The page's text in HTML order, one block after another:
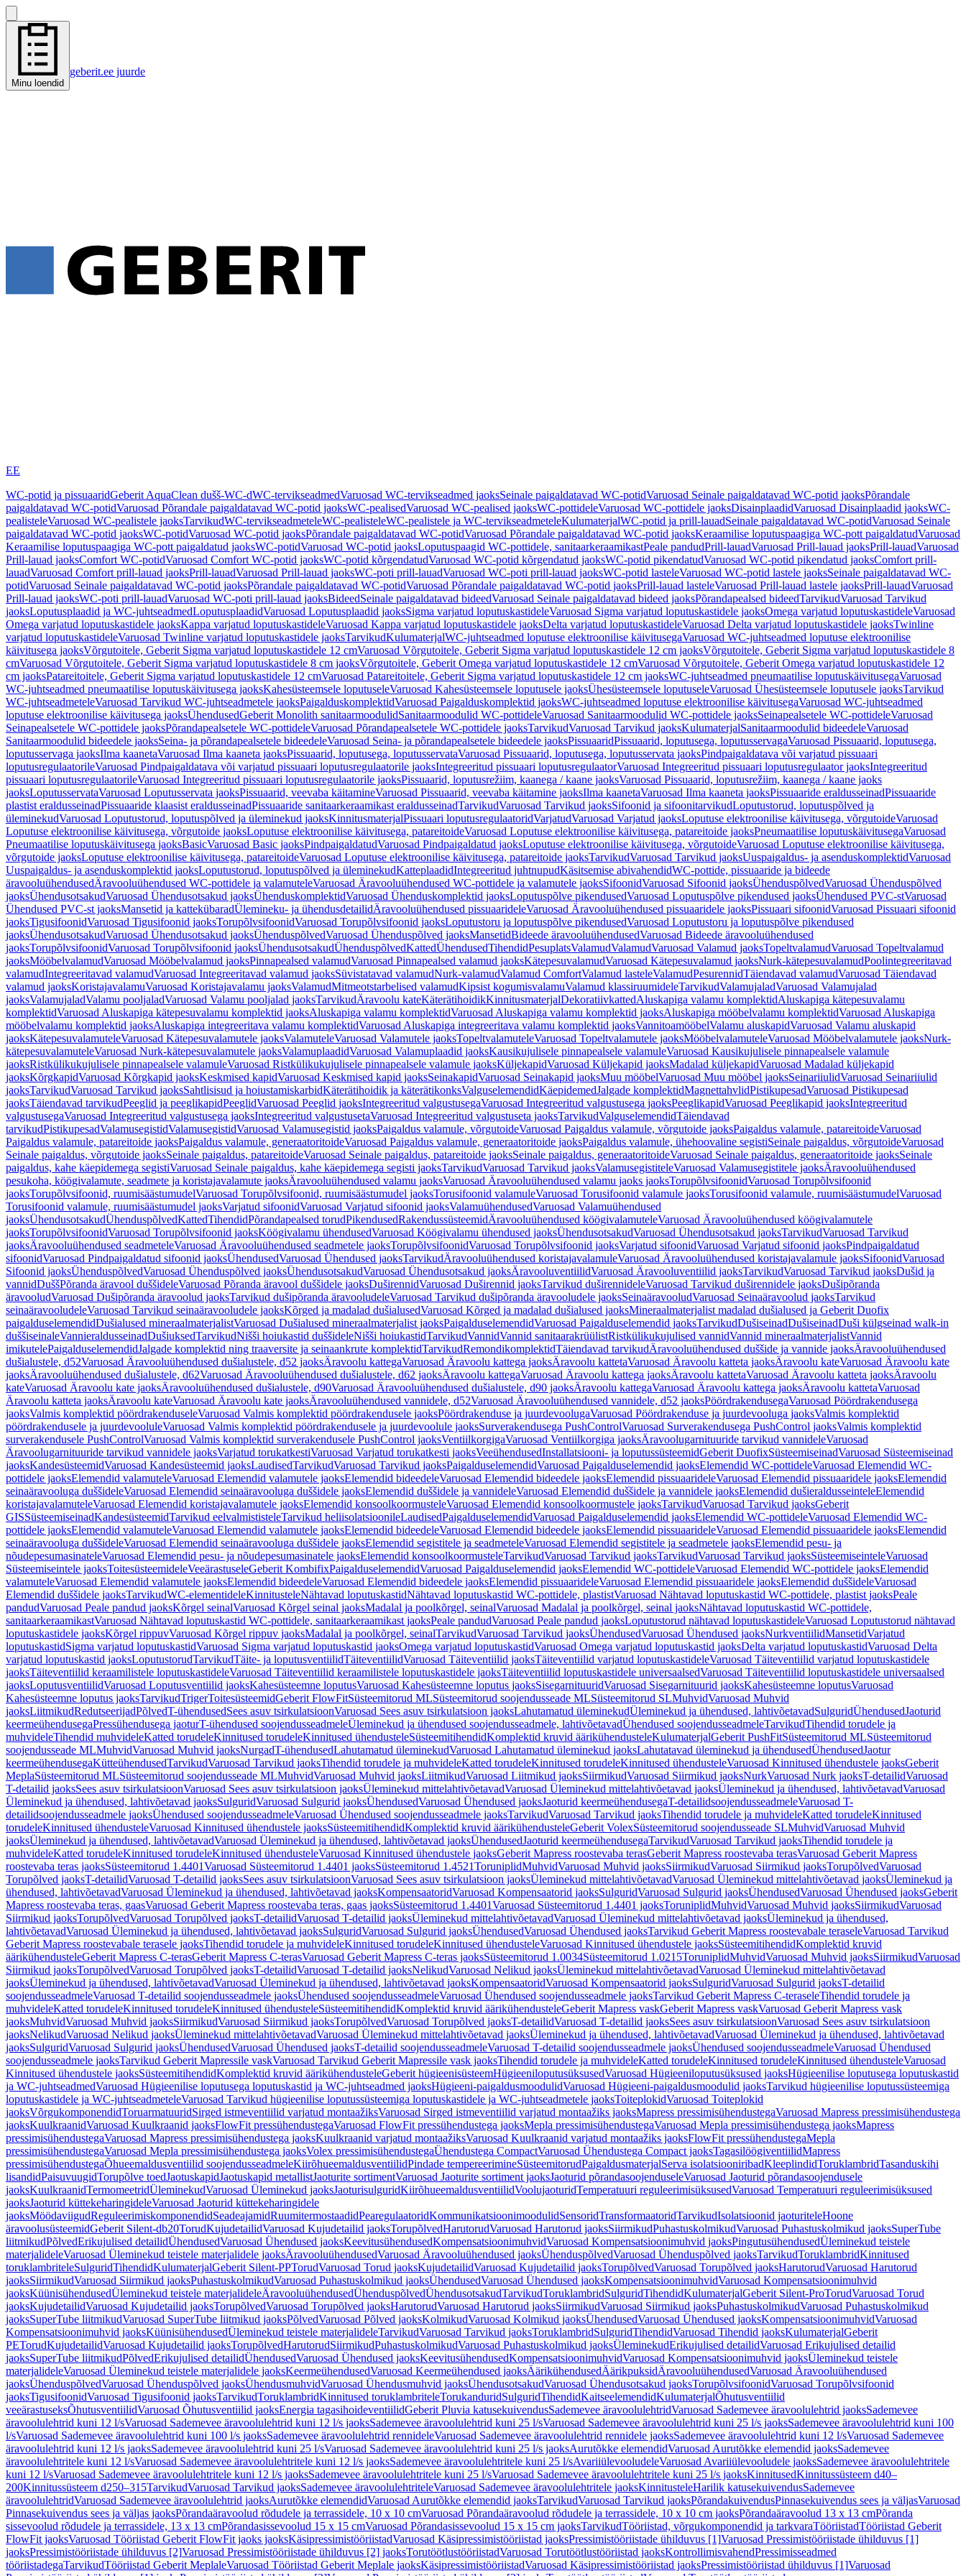
Minu loendid
geberit.ee juurde
EE
WC-potid ja pissuaaridGeberit AquaClean dušš-WC-dWC-tervikseadmedVaruosad WC-tervikseadmed jaoksSeinale paigaldatavad WC-potidVaruosad Seinale paigaldatavad WC-potid jaoksPõrandale
paigaldatavad WC-potidVaruosad Põrandale paigaldatavad WC-potid jaoksWC-pealisedVaruosad WC-pealised jaoksWC-pottideleVaruosad WC-pottidele jaoksDisainplaadidVaruosad Disainplaadid jaoksWC-
pealisteleVaruosad WC-pealistele jaoksTarvikudWC-tervikseadmeteleWC-pealisteleWC-pealistele ja WC-tervikseadmeteleKulumaterjalWC-potid ja prill-lauadSeinale paigaldatavad WC-potidVaruosad Seinale
paigaldatavad WC-potid jaoksWC-potidVaruosad WC-potid jaoksPõrandale paigaldatavad WC-potidVaruosad Põrandale paigaldatavad WC-potid jaoksKeraamilise loputuspaagiga WC-pott paigaldatudVaruosad
Keraamilise loputuspaagiga WC-pott paigaldatud jaoksWC-potidVaruosad WC-potid jaoksLoputuspaagid WC-pottidele, sanitaarkeraamikastPeale pandudPrill-lauadVaruosad Prill-lauad jaoksPrill-lauadVaruosad
Prill-lauad jaoksComfort WC-potidVaruosad Comfort WC-potid jaoksWC-potid kõrgendatudVaruosad WC-potid kõrgendatud jaoksWC-potid pikendatudVaruosad WC-potid pikendatud jaoksComfort prill-
lauadVaruosad Comfort prill-lauad jaoksPrill-lauadVaruosad Prill-lauad jaoksWC-poti prill-lauadVaruosad WC-poti prill-lauad jaoksWC-potid lasteleVaruosad WC-potid lastele jaoksSeinale paigaldatavad WC-
potidVaruosad Seinale paigaldatavad WC-potid jaoksPõrandale paigaldatavad WC-potidVaruosad Põrandale paigaldatavad WC-potid jaoksPrill-lauad lasteleVaruosad Prill-lauad lastele jaoksPrill-lauadVaruosad
Prill-lauad jaoksWC-poti prill-lauadVaruosad WC-poti prill-lauad jaoksBideedSeinale paigaldatavad bideedVaruosad Seinale paigaldatavad bideed jaoksPõrandapealsed bideedTarvikudVaruosad Tarvikud
jaoksLoputusplaadid ja WC-juhtseadmedLoputusplaadidVaruosad Loputusplaadid jaoksSigma varjatud loputuskastideleVaruosad Sigma varjatud loputuskastidele jaoksOmega varjatud loputuskastideleVaruosad
Omega varjatud loputuskastidele jaoksKappa varjatud loputuskastideleVaruosad Kappa varjatud loputuskastidele jaoksDelta varjatud loputuskastideleVaruosad Delta varjatud loputuskastidele jaoksTwinline
varjatud loputuskastideleVaruosad Twinline varjatud loputuskastidele jaoksTarvikudKulumaterjalWC-juhtseadmed loputuse elektroonilise käivitusegaVaruosad WC-juhtseadmed loputuse elektroonilise
käivitusega jaoksVõrgutoitele, Geberit Sigma varjatud loputuskastidele 12 cmVaruosad Võrgutoitele, Geberit Sigma varjatud loputuskastidele 12 cm jaoksVõrgutoitele, Geberit Sigma varjatud loputuskastidele 8
cmVaruosad Võrgutoitele, Geberit Sigma varjatud loputuskastidele 8 cm jaoksVõrgutoitele, Geberit Omega varjatud loputuskastidele 12 cmVaruosad Võrgutoitele, Geberit Omega varjatud loputuskastidele 12
cm jaoksPatareitoitele, Geberit Sigma varjatud loputuskastidele 12 cmVaruosad Patareitoitele, Geberit Sigma varjatud loputuskastidele 12 cm jaoksWC-juhtseadmed pneumaatilise loputuskäivitusegaVaruosad
WC-juhtseadmed pneumaatilise loputuskäivitusega jaoksKahesüsteemsele loputuseleVaruosad Kahesüsteemsele loputusele jaoksÜhesüsteemsele loputuseleVaruosad Ühesüsteemsele loputusele jaoksTarvikud
WC-juhtseadmeteleVaruosad Tarvikud WC-juhtseadmetele jaoksPaigalduskomplektidVaruosad Paigalduskomplektid jaoksWC-juhtseadmed loputuse elektroonilise käivitusegaVaruosad WC-juhtseadmed
loputuse elektroonilise käivitusega jaoksÜhendusedGeberit Monolith sanitaarmoodulidSanitaarmoodulid WC-pottideleVaruosad Sanitaarmoodulid WC-pottidele jaoksSeinapealsetele WC-pottideleVaruosad
Seinapealsetele WC-pottidele jaoksPõrandapealsetele WC-pottideleVaruosad Põrandapealsetele WC-pottidele jaoksTarvikudVaruosad Tarvikud jaoksKulumaterjalSanitaarmoodulid bideedeleVaruosad
Sanitaarmoodulid bideedele jaoksSeina- ja põrandapealsetele bideedeleVaruosad Seina- ja põrandapealsetele bideedele jaoksPissuaaridPissuaarid, loputusega, loputusservagaVaruosad Pissuaarid, loputusega,
loputusservaga jaoksIlma kaanetaVaruosad Ilma kaaneta jaoksPissuaarid, loputusega, loputusservataVaruosad Pissuaarid, loputusega, loputusservata jaoksPindpaigaldatava või varjatud pissuaari
loputusregulaatorileVaruosad Pindpaigaldatava või varjatud pissuaari loputusregulaatorile jaoksIntegreeritud pissuaari loputusregulaatorVaruosad Integreeritud pissuaari loputusregulaator jaoksIntegreeritud
pissuaari loputusregulaatorileVaruosad Integreeritud pissuaari loputusregulaatorile jaoksPissuaarid, loputusrežiim, kaanega / kaane jaoksVaruosad Pissuaarid, loputusrežiim, kaanega / kaane jaoks
jaoksLoputusservataVaruosad Loputusservata jaoksPissuaarid, veevaba käitamineVaruosad Pissuaarid, veevaba käitamine jaoksIlma kaanetaVaruosad Ilma kaaneta jaoksPissuaaride eraldusseinadPissuaaride
plastist eraldusseinadPissuaaride klaasist eraldusseinadPissuaaride sanitaarkeraamikast eraldusseinadTarvikudVaruosad Tarvikud jaoksSifoonid ja sifoonitarvikudLoputustorud, loputuspõlved ja
üleminekudVaruosad Loputustorud, loputuspõlved ja üleminekud jaoksKinnitusmaterjalPissuaari loputusregulaatoridVarjatudVaruosad Varjatud jaoksLoputuse elektroonilise käivitusega, võrgutoideVaruosad
Loputuse elektroonilise käivitusega, võrgutoide jaoksLoputuse elektroonilise käivitusega, patareitoideVaruosad Loputuse elektroonilise käivitusega, patareitoide jaoksPneumaatilise loputuskäivitusegaVaruosad
Pneumaatilise loputuskäivitusega jaoksBasicVaruosad Basic jaoksPindpaigaldatudVaruosad Pindpaigaldatud jaoksLoputuse elektroonilise käivitusega, võrgutoideVaruosad Loputuse elektroonilise käivitusega,
võrgutoide jaoksLoputuse elektroonilise käivitusega, patareitoideVaruosad Loputuse elektroonilise käivitusega, patareitoide jaoksTarvikudVaruosad Tarvikud jaoksUuspaigaldus- ja asenduskomplektidVaruosad
Uuspaigaldus- ja asenduskomplektid jaoksLoputustorud, loputuspõlved ja üleminekudKatteplaadidIntegreeritud juhtnupudKäsitsemise abivahendidWC-pottide, pissuaaride ja bideede
äravooluühendusedÄravooluühendused WC-pottidele ja valamuteleVaruosad Äravooluühendused WC-pottidele ja valamutele jaoksSifoonidVaruosad Sifoonid jaoksÜhenduspõlvedVaruosad Ühenduspõlved
jaoksÜhendusotsakudVaruosad Ühendusotsakud jaoksÜhenduskomplektidVaruosad Ühenduskomplektid jaoksLoputuspõlve pikendusedVaruosad Loputuspõlve pikendused jaoksÜhendused PVC-stVaruosad
Ühendused PVC-st jaoksMansetid ja kattekübaradÜlemineku- ja ühendusdetailidÄravooluühendused pissuaarideleVaruosad Äravooluühendused pissuaaridele jaoksPissuaari sifoonidVaruosad Pissuaari sifoonid
jaoksTigusifoonidVaruosad Tigusifoonid jaoksTorupõlvsifoonidVaruosad Torupõlvsifoonid jaoksLoputustoru ja loputuspõlve pikendusedVaruosad Loputustoru ja loputuspõlve pikendused
jaoksÜhendusotsakudVaruosad Ühendusotsakud jaoksÜhenduspõlvedVaruosad Ühenduspõlved jaoksMansetidBideede äravooluühendusedVaruosad Bideede äravooluühendused
jaoksTorupõlvsifoonidVaruosad Torupõlvsifoonid jaoksÜhendusotsakudÜhenduspõlvedKattedÜhendusedTihendidPesuplatsValamudValamudVaruosad Valamud jaoksTopeltvalamudVaruosad Topeltvalamud
jaoksMööbelvalamudVaruosad Mööbelvalamud jaoksPinnapealsed valamudVaruosad Pinnapealsed valamud jaoksKätepesuvalamudVaruosad Kätepesuvalamud jaoksNurk-kätepesuvalamudPoolintegreeritavad
valamudIntegreeritavad valamudVaruosad Integreeritavad valamud jaoksSüvistatavad valamudNurk-valamudValamud ComfortValamud lasteleValamudPesurennidTäiendavad valamudVaruosad Täiendavad
valamud jaoksKoristajavalamuVaruosad Koristajavalamu jaoksValamudMitmeotstarbelised valamudKipsist kogumisvalamuValamud klassiruumideleTarvikudValamujaladVaruosad Valamujalad
jaoksValamujaladValamu pooljaladVaruosad Valamu pooljalad jaoksTarvikudÄravoolu kateKäterätihoidikKinnitusmaterjalDekoratiivkattedAluskapiga valamu komplektidAluskapiga kätepesuvalamu
komplektidVaruosad Aluskapiga kätepesuvalamu komplektid jaoksAluskapiga valamu komplektidVaruosad Aluskapiga valamu komplektid jaoksAluskapiga mööbelvalamu komplektidVaruosad Aluskapiga
mööbelvalamu komplektid jaoksAluskapiga integreeritava valamu komplektidVaruosad Aluskapiga integreeritava valamu komplektid jaoksVannitoamööbelValamu aluskapidVaruosad Valamu aluskapid
jaoksKätepesuvalamuteleVaruosad Kätepesuvalamutele jaoksValamuteleVaruosad Valamutele jaoksTopeltvalamuteleVaruosad Topeltvalamutele jaoksMööbelvalamuteleVaruosad Mööbelvalamutele jaoksNurk-
kätepesuvalamuteleVaruosad Nurk-kätepesuvalamutele jaoksValamuplaadidVaruosad Valamuplaadid jaoksKausikujulisele pinnapealsele valamuleVaruosad Kausikujulisele pinnapealsele valamule
jaoksRistkülikukujulisele pinnapealsele valamuleVaruosad Ristkülikukujulisele pinnapealsele valamule jaoksKüljekapidVaruosad Küljekapid jaoksMadalad küljekapidVaruosad Madalad küljekapid
jaoksKõrgkapidVaruosad Kõrgkapid jaoksKeskmised kapidVaruosad Keskmised kapid jaoksSeinakapidVaruosad Seinakapid jaoksMuu mööbelVaruosad Muu mööbel jaoksSeinariiulidVaruosad Seinariiulid
jaoksTarvikudVaruosad Tarvikud jaoksSahtlisisud ja hoiustamiskarbidKäterätihoidik ja käterätikonksValguselemendidKäepidemedJalgade komplektidMagnettahvlidPistikupesadVaruosad Pistikupesad
jaoksTäiendavad tarvikudPeeglid ja peeglikapidPeeglidVaruosad Peeglid jaoksIntegreeritud valgustusegaVaruosad Integreeritud valgustusega jaoksPeeglikapidVaruosad Peeglikapid jaoksIntegreeritud
valgustusegaVaruosad Integreeritud valgustusega jaoksIntegreeritud valgustusetaVaruosad Integreeritud valgustuseta jaoksTarvikudValguselemendidTäiendavad
tarvikudPistikupesadValamusegistidValamusegistidVaruosad Valamusegistid jaoksPaigaldus valamule, võrgutoideVaruosad Paigaldus valamule, võrgutoide jaoksPaigaldus valamule, patareitoideVaruosad
Paigaldus valamule, patareitoide jaoksPaigaldus valamule, generaatoritoideVaruosad Paigaldus valamule, generaatoritoide jaoksPaigaldus valamule, ühehoovaline segistiSeinale paigaldus, võrgutoideVaruosad
Seinale paigaldus, võrgutoide jaoksSeinale paigaldus, patareitoideVaruosad Seinale paigaldus, patareitoide jaoksSeinale paigaldus, generaatoritoideVaruosad Seinale paigaldus, generaatoritoide jaoksSeinale
paigaldus, kahe käepidemega segistiVaruosad Seinale paigaldus, kahe käepidemega segisti jaoksTarvikudVaruosad Tarvikud jaoksValamusegistiteleVaruosad Valamusegistitele jaoksÄravooluühendused
pesukoha, köögivalamute, seadmete ja koristajavalamute jaoksÄravooluühendused valamu jaoksVaruosad Äravooluühendused valamu jaoks jaoksTorupõlvsifoonidVaruosad Torupõlvsifoonid
jaoksTorupõlvsifoonid, ruumisäästumudelVaruosad Torupõlvsifoonid, ruumisäästumudel jaoksTorusifoonid valamuleVaruosad Torusifoonid valamule jaoksTorusifoonid valamule, ruumisäästumudelVaruosad
Torusifoonid valamule, ruumisäästumudel jaoksVarjatud sifoonidVaruosad Varjatud sifoonid jaoksValamuühendusedVaruosad Valamuühendused
jaoksÜhendusotsakudÜhenduspõlvedKattedTihendidPõrandapealsed torudPikendusedRakendussüsteemidÄravooluühendused köögivalamuteleVaruosad Äravooluühendused köögivalamutele
jaoksTorupõlvsifoonidVaruosad Torupõlvsifoonid jaoksKöögivalamu ühendusedVaruosad Köögivalamu ühendused jaoksÜhendusotsakudVaruosad Ühendusotsakud jaoksTarvikudVaruosad Tarvikud
jaoksÄravooluühendused seadmeteleVaruosad Äravooluühendused seadmetele jaoksTorupõlvsifoonidVaruosad Torupõlvsifoonid jaoksVarjatud sifoonidVaruosad Varjatud sifoonid jaoksPindpaigaldatud
sifoonidVaruosad Pindpaigaldatud sifoonid jaoksÜhendusedVaruosad Ühendused jaoksTarvikudÄravooluühendused koristajavalamuleVaruosad Äravooluühendused koristajavalamule jaoksSifoonidVaruosad
Sifoonid jaoksÜhenduspõlvedVaruosad Ühenduspõlved jaoksÜhendusotsakudVaruosad Ühendusotsakud jaoksÄravooluventiilidVaruosad Äravooluventiilid jaoksTarvikudVaruosad Tarvikud jaoksDušid ja
vannidDuššPõranda äravool duššideleVaruosad Põranda äravool duššidele jaoksDuširennidVaruosad Duširennid jaoksTarvikud duširennideleVaruosad Tarvikud duširennidele jaoksDušipõranda
äravooludVaruosad Dušipõranda äravoolud jaoksTarvikud dušipõranda äravooludeleVaruosad Tarvikud dušipõranda äravooludele jaoksSeinaäravooludVaruosad Seinaäravoolud jaoksTarvikud
seinaäravooludeleVaruosad Tarvikud seinaäravooludele jaoksKõrged ja madalad dušialusedVaruosad Kõrged ja madalad dušialused jaoksMineraalmaterjalist madalad dušialused ja Geberit Duofix
paigalduselemendidDušialused mineraalmaterjalistVaruosad Dušialused mineraalmaterjalist jaoksPaigalduselemendidVaruosad Paigalduselemendid jaoksTarvikudDušiseinadDušiseinadDuši külgseinad walk-in
duššiseinaleVannieraldusseinadDušiuksedTarvikudNišši hoiukastid duššideleNišši hoiukastidTarvikudVannidVannid sanitaarakrüülistRistkülikukujulised vannidVannid mineraalmaterjalistVannid
imikutelePaigalduselemendidJalgade komplektid ning traaversite ja seinaankrute komplektidTarvikudRemondikomplektidTäiendavad tarvikudÄravooluühendused duššide ja vannide jaoksÄravooluühendused
dušialustele, d52Varuosad Äravooluühendused dušialustele, d52 jaoksÄravoolu kattegaVaruosad Äravoolu kattega jaoksÄravoolu kattetaVaruosad Äravoolu katteta jaoksÄravoolu kateVaruosad Äravoolu kate
jaoksÄravooluühendused dušialustele, d62Varuosad Äravooluühendused dušialustele, d62 jaoksÄravoolu kattegaVaruosad Äravoolu kattega jaoksÄravoolu kattetaVaruosad Äravoolu katteta jaoksÄravoolu
kateVaruosad Äravoolu kate jaoksÄravooluühendused dušialustele, d90Varuosad Äravooluühendused dušialustele, d90 jaoksÄravoolu kattegaVaruosad Äravoolu kattega jaoksÄravoolu kattetaVaruosad
Äravoolu katteta jaoksÄravoolu kateVaruosad Äravoolu kate jaoksÄravooluühendused vannidele, d52Varuosad Äravooluühendused vannidele, d52 jaoksPöördrakendusegaVaruosad Pöördrakendusega
jaoksValmis komplektid pöördrakenduseleVaruosad Valmis komplektid pöördrakendusele jaoksPöördrakenduse ja juurdevoolugaVaruosad Pöördrakenduse ja juurdevooluga jaoksValmis komplektid
pöördrakendusele ja juurdevooluleVaruosad Valmis komplektid pöördrakendusele ja juurdevoolule jaoksSurverakendusega PushControlVaruosad Surverakendusega PushControl jaoksValmis komplektid
surverakendusele PushControlVaruosad Valmis komplektid surverakendusele PushControl jaoksVentiilkorgigaVaruosad Ventiilkorgiga jaoksÄravoolugarnituuride tarvikud vannideleVaruosad
Äravoolugarnituuride tarvikud vannidele jaoksVarjatud torukatkestiVaruosad Varjatud torukatkesti jaoksVeeühendusedInstallatsiooni- ja loputussüsteemidGeberit DuofixSüsteemiseinadVaruosad Süsteemiseinad
jaoksKandesüsteemidVaruosad Kandesüsteemid jaoksLaudisedTarvikudVaruosad Tarvikud jaoksPaigalduselemendidVaruosad Paigalduselemendid jaoksElemendid WC-pottideleVaruosad Elemendid WC-
pottidele jaoksElemendid valamuteleVaruosad Elemendid valamutele jaoksElemendid bideedeleVaruosad Elemendid bideedele jaoksElemendid pissuaarideleVaruosad Elemendid pissuaaridele jaoksElemendid
seinaäravooluga duššideleVaruosad Elemendid seinaäravooluga duššidele jaoksElemendid duššidele ja vannideleVaruosad Elemendid duššidele ja vannidele jaoksElemendid dušieraldusseinteleElemendid
koristajavalamuteleVaruosad Elemendid koristajavalamutele jaoksElemendid konsoolkoormusteleVaruosad Elemendid konsoolkoormustele jaoksTarvikudVaruosad Tarvikud jaoksGeberit
GISSüsteemiseinadKandesüsteemidTarvikud eelvalmististeleTarvikud heliisolatsioonileLaudisedPaigalduselemendidVaruosad Paigalduselemendid jaoksElemendid WC-pottideleVaruosad Elemendid WC-
pottidele jaoksElemendid valamuteleVaruosad Elemendid valamutele jaoksElemendid bideedeleVaruosad Elemendid bideedele jaoksElemendid pissuaarideleVaruosad Elemendid pissuaaridele jaoksElemendid
seinaäravooluga duššideleVaruosad Elemendid seinaäravooluga duššidele jaoksElemendid segistitele ja seadmeteleVaruosad Elemendid segistitele ja seadmetele jaoksElemendid pesu- ja
nõudepesumasinateleVaruosad Elemendid pesu- ja nõudepesumasinatele jaoksElemendid konsoolkoormusteleTarvikudVaruosad Tarvikud jaoksTarvikudVaruosad Tarvikud jaoksSüsteemiseinteleVaruosad
Süsteemiseintele jaoksToitesüsteemideleVeeärastuseleGeberit KombifixPaigalduselemendidVaruosad Paigalduselemendid jaoksElemendid WC-pottideleVaruosad Elemendid WC-pottidele jaoksElemendid
valamuteleVaruosad Elemendid valamutele jaoksElemendid bideedeleVaruosad Elemendid bideedele jaoksElemendid pissuaarideleVaruosad Elemendid pissuaaridele jaoksElemendid duššideleVaruosad
Elemendid duššidele jaoksTarvikudWC-elementideleKinnitusteleNähtavad loputuskastidNähtavad loputuskastid WC-pottidele, plastistVaruosad Nähtavad loputuskastid WC-pottidele, plastist jaoksPeale
pandudVaruosad Peale pandud jaoksKõrgel seinalVaruosad Kõrgel seinal jaoksMadalal ja poolkõrgel, seinalVaruosad Madalal ja poolkõrgel, seinal jaoksNähtavad loputuskastid WC-pottidele,
sanitaarkeraamikastVaruosad Nähtavad loputuskastid WC-pottidele, sanitaarkeraamikast jaoksPeale pandudVaruosad Peale pandud jaoksLoputustorud nähtavad loputuskastideleVaruosad Loputustorud nähtavad
loputuskastidele jaoksKõrgel rippuvVaruosad Kõrgel rippuv jaoksMadalal ja poolkõrgel, seinalTarvikudVaruosad Tarvikud jaoksÜhendusedVaruosad Ühendused jaoksNurkventiilidMansetidVarjatud
loputuskastidSigma varjatud loputuskastidVaruosad Sigma varjatud loputuskastid jaoksOmega varjatud loputuskastidVaruosad Omega varjatud loputuskastid jaoksDelta varjatud loputuskastidVaruosad Delta
varjatud loputuskastid jaoksLoputustorudTarvikudTäite- ja loputusventiilidTäiteventiilidVaruosad Täiteventiilid jaoksTäiteventiilid varjatud loputuskastideleVaruosad Täiteventiilid varjatud loputuskastidele
jaoksTäiteventiilid keraamilistele loputuskastideleVaruosad Täiteventiilid keraamilistele loputuskastidele jaoksTäiteventiilid loputuskastidele universaalsedVaruosad Täiteventiilid loputuskastidele universaalsed
jaoksLoputusventiilidVaruosad Loputusventiilid jaoksKahesüsteemne loputusVaruosad Kahesüsteemne loputus jaoksSisegarnituuridVaruosad Sisegarnituurid jaoksKahesüsteemne loputusVaruosad
Kahesüsteemne loputus jaoksTarvikudTrigerToitesüsteemidGeberit FlowFitSüsteemitorud MLSüsteemitorud soojendusseade MLSüsteemitorud SLMuhvidVaruosad Muhvid
jaoksLiitmikudRedutseerijadPõlvedT-ühendusedSees asuv tsirkulatsioonVaruosad Sees asuv tsirkulatsioon jaoksLahutamatud üleminekudÜleminekud ja ühendused, lahtivõetavadSulguridÜhendusedJaoturid
keermeühendusegaPressühendusega jaoturT-ühendused soojendusseadmeleÜleminekud ja ühendused soojendusseadmele, lahtivõetavadÜhendused soojendusseadmeleTarvikudTihendid torudele ja
muhvideleTihendid muhvideleKatted torudeleKinnitused torudeleKinnitused ühendusteleSüsteemitihendidKomplektid kruvid äärikühendusteleKulumaterjalGeberit PushFitSüsteemitorud MLSüsteemitorud
soojendusseade MLMuhvidVaruosad Muhvid jaoksNurgadT-ühendusedLahutamatud üleminekudVaruosad Lahutamatud üleminekud jaoksLahutatavad üleminekud ja ühendusedÜhendusedJaotur
keermeühendusegaKütteühendusedTarvikudVaruosad Tarvikud jaoksTihendid torudele ja muhvideleKatted torudeleKinnitused torudeleKinnitused ühendusteleVaruosad Kinnitused ühendustele jaoksGeberit
MeplaSüsteemitorud MLSüsteemitorud soojendusseade MLMuhvidVaruosad Muhvid jaoksLiitmikudVaruosad Liitmikud jaoksSiirmikudVaruosad Siirmikud jaoksNurkVaruosad Nurk jaoksT-detailidVaruosad
T-detailid jaoksSees asuv tsirkulatsioonVaruosad Sees asuv tsirkulatsioon jaoksÜleminekud mittelahtivõetavadVaruosad Üleminekud mittelahtivõetavad jaoksÜleminekud ja ühendused, lahtivõetavadVaruosad
Üleminekud ja ühendused, lahtivõetavad jaoksSulguridVaruosad Sulgurid jaoksÜhendusedVaruosad Ühendused jaoksJaoturid keermeühendusegaT-detailidsoojendusseadmeleVaruosad T-
detailidsoojendusseadmele jaoksÜhendused soojendusseadmeleVaruosad Ühendused soojendusseadmele jaoksTarvikudVaruosad Tarvikud jaoksTihendid torudele ja muhvideleKatted torudeleKinnitused
torudeleKinnitused ühendusteleVaruosad Kinnitused ühendustele jaoksSüsteemitihendidKomplektid kruvid äärikühendusteleGeberit VolexSüsteemitorud soojendusseade SLMuhvidVaruosad Muhvid
jaoksÜleminekud ja ühendused, lahtivõetavadVaruosad Üleminekud ja ühendused, lahtivõetavad jaoksÜhendusedJaoturid keermeühendusegaTarvikudVaruosad Tarvikud jaoksTihendid torudele ja
muhvideleKatted torudeleKinnitused torudeleKinnitused ühendusteleVaruosad Kinnitused ühendustele jaoksGeberit Mapress roostevaba terasGeberit Mapress roostevaba terasVaruosad Geberit Mapress
roostevaba teras jaoksSüsteemitorud 1.4401Varuosad Süsteemitorud 1.4401 jaoksSüsteemitorud 1.4521ToruniplidMuhvidVaruosad Muhvid jaoksSiirmikudVaruosad Siirmikud jaoksTorupõlvedVaruosad
Torupõlved jaoksT-detailidVaruosad T-detailid jaoksSees asuv tsirkulatsioonVaruosad Sees asuv tsirkulatsioon jaoksÜleminekud mittelahtivõetavadVaruosad Üleminekud mittelahtivõetavad jaoksÜleminekud ja
ühendused, lahtivõetavadVaruosad Üleminekud ja ühendused, lahtivõetavad jaoksKompensaatoridVaruosad Kompensaatorid jaoksSulguridVaruosad Sulgurid jaoksÜhendusedVaruosad Ühendused jaoksGeberit
Mapress roostevaba teras, gaasVaruosad Geberit Mapress roostevaba teras, gaas jaoksSüsteemitorud 1.4401Varuosad Süsteemitorud 1.4401 jaoksToruniplidMuhvidVaruosad Muhvid jaoksSiirmikudVaruosad
Siirmikud jaoksTorupõlvedVaruosad Torupõlved jaoksT-detailidVaruosad T-detailid jaoksÜleminekud mittelahtivõetavadVaruosad Üleminekud mittelahtivõetavad jaoksÜleminekud ja ühendused,
lahtivõetavadVaruosad Üleminekud ja ühendused, lahtivõetavad jaoksSulguridVaruosad Sulgurid jaoksÜhendusedVaruosad Ühendused jaoksTarvikud Geberit Mapress roostevabale teraseleVaruosad Tarvikud
Geberit Mapress roostevabale terasele jaoksTihendid torudele ja muhvideleKinnitused torudeleKinnitused ühendusteleVaruosad Kinnitused ühendustele jaoksSüsteemitihendidKomplektid kruvid
äärikühendusteleGeberit Mapress C-terasGeberit Mapress C-terasVaruosad Geberit Mapress C-teras jaoksSüsteemitorud 1.0034Süsteemitorud 1.0215ToruniplidMuhvidVaruosad Muhvid jaoksSiirmikudVaruosad
Siirmikud jaoksTorupõlvedVaruosad Torupõlved jaoksT-detailidVaruosad T-detailid jaoksNelikudVaruosad Nelikud jaoksÜleminekud mittelahtivõetavadVaruosad Üleminekud mittelahtivõetavad
jaoksÜleminekud ja ühendused, lahtivõetavadVaruosad Üleminekud ja ühendused, lahtivõetavad jaoksKompensaatoridVaruosad Kompensaatorid jaoksSulguridVaruosad Sulgurid jaoksT-detailid
soojendusseadmeleVaruosad T-detailid soojendusseadmele jaoksÜhendused soojendusseadmeleVaruosad Ühendused soojendusseadmele jaoksTarvikud Geberit Mapress C-teraseleTihendid torudele ja
muhvideleKatted torudeleKinnitused torudeleKinnitused ühendusteleSüsteemitihendidKomplektid kruvid äärikühendusteleGeberit Mapress vaskGeberit Mapress vaskVaruosad Geberit Mapress vask
jaoksMuhvidVaruosad Muhvid jaoksSiirmikudVaruosad Siirmikud jaoksTorupõlvedVaruosad Torupõlved jaoksT-detailidVaruosad T-detailid jaoksSees asuv tsirkulatsioonVaruosad Sees asuv tsirkulatsioon
jaoksNelikudVaruosad Nelikud jaoksÜleminekud mittelahtivõetavadVaruosad Üleminekud mittelahtivõetavad jaoksÜleminekud ja ühendused, lahtivõetavadVaruosad Üleminekud ja ühendused, lahtivõetavad
jaoksSulguridVaruosad Sulgurid jaoksÜhendusedVaruosad Ühendused jaoksT-detailid soojendusseadmeleVaruosad T-detailid soojendusseadmele jaoksÜhendused soojendusseadmeleVaruosad Ühendused
soojendusseadmele jaoksTarvikud Geberit Mapressile vaskVaruosad Tarvikud Geberit Mapressile vask jaoksTihendid torudele ja muhvideleKatted torudeleKinnitused torudeleKinnitused ühendusteleVaruosad
Kinnitused ühendustele jaoksSüsteemitihendidKomplektid kruvid äärikühendusteleGeberit hügieenisüsteemHügieeniloputusüksusedVaruosad Hügieeniloputusüksused jaoksHügieenilise loputusega loputuskastid
ja WC-juhtseadmedVaruosad Hügieenilise loputusega loputuskastid ja WC-juhtseadmed jaoksHügieeni-paigaldusmoodulidVaruosad Hügieeni-paigaldusmoodulid jaoksTarvikud hügieenilise loputussüsteemiga
loputuskastidele ja WC-juhtseadmeteleVaruosad Tarvikud hügieenilise loputussüsteemiga loputuskastidele ja WC-juhtseadmetele jaoksToiteplokidVaruosad Toiteplokid
jaoksVõrgukomponendidToruarmatuuridSirged istmeventiilid varjatud montaažiksVaruosad Sirged istmeventiilid varjatud montaažiks jaoksMapress pressimisühendustegaVaruosad Mapress pressimisühendustega
jaoksKuulkraanidVaruosad Kuulkraanid jaoksFlowFit pressühendustegaVaruosad FlowFit pressühendustega jaoksMepla pressimisühendustegaVaruosad Mepla pressimisühendustega jaoksMapress
pressimisühendustegaVaruosad Mapress pressimisühendustega jaoksKuulkraanid varjatud montaažiksVaruosad Kuulkraanid varjatud montaažiks jaoksFlowFit pressühendustegaMepla
pressimisühendustegaVaruosad Mepla pressimisühendustega jaoksVolex pressimisühendustegaÜhendustega CompactVaruosad Ühendustega Compact jaoksTagasilöögiventiilidMapress
pressimisühendustegaÕhueemaldusventiilid soojendusseadmeleKiirõhueemaldusventiilidPindade tempereerimineSüsteemitorudPaigaldusmaterjalServa isolatsiooniribadKleeplindidToruklambridTasanduskihi
lisandidPaisuvuugidTorupõlve toedJaotuskapidJaotuskapid metallistJaoturite sortimentVaruosad Jaoturite sortiment jaoksJaoturid põrandasoojenduseleVaruosad Jaoturid põrandasoojendusele
jaoksKuulkraanidTermomeetridÜleminekudVaruosad Üleminekud jaoksJaoturisulguridKiirõhueemaldusventiilidVoolujaoturidTemperatuuri reguleerimisüksusedVaruosad Temperatuuri reguleerimisüksused
jaoksJaoturid küttekeharingideleVaruosad Jaoturid küttekeharingidele
jaoksMöödaviigudReguleerimiskomponendidSeadeajamidRuumitermostaadidPearegulaatoridKommunikatsioonimoodulidSensoridTransformaatoridTarvikudIsolatsioonid jaoturiteleHoone
äravoolusüsteemidGeberit Silent-db20TorudKujudetailidVaruosad Kujudetailid jaoksTorupõlvedHarutorudVaruosad Harutorud jaoksSiirmikudPuhastuskolmikudVaruosad Puhastuskolmikud jaoksSuperTube
liitmikudPõlvedErikujulised detailidÜhendusedVaruosad Ühendused jaoksKeevitusühendusedKompensatsioonimuhvidVaruosad Kompensatsioonimuhvid jaoksPingutusühendusedÜleminekud teistele
materjalideleVaruosad Üleminekud teistele materjalidele jaoksÄravooluühendusedVaruosad Äravooluühendused jaoksÜhenduspõlvedVaruosad Ühenduspõlved jaoksTarvikudToruklambridKinnitused
toruklambriteleSulguridTihendidKulumaterjalGeberit Silent-PPTorudVaruosad Torud jaoksKujudetailidVaruosad Kujudetailid jaoksTorupõlvedVaruosad Torupõlved jaoksHarutorudVaruosad Harutorud
jaoksSiirmikudVaruosad Siirmikud jaoksPuhastuskolmikudVaruosad Puhastuskolmikud jaoksÜhendusedVaruosad Ühendused jaoksKompensatsioonimuhvidVaruosad Kompensatsioonimuhvid
jaoksKüünisühendusedÜleminekud teistele materjalideleÄravooluühendusedÜhenduspõlvedÜhendusotsakudTarvikudToruklambridSulguridTihendidKulumaterjalGeberit Silent-ProTorudVaruosad Torud
jaoksKujudetailidVaruosad Kujudetailid jaoksTorupõlvedVaruosad Torupõlved jaoksHarutorudVaruosad Harutorud jaoksSiirmikudVaruosad Siirmikud jaoksPuhastuskolmikudVaruosad Puhastuskolmikud
jaoksSuperTube liitmikudVaruosad SuperTube liitmikud jaoksPõlvedVaruosad Põlved jaoksKolmikudVaruosad Kolmikud jaoksÜhendusedVaruosad Ühendused jaoksKompensatsioonimuhvidVaruosad
Kompensatsioonimuhvid jaoksKüünisühendusedÜleminekud teistele materjalideleTarvikudVaruosad Tarvikud jaoksToruklambridSulguridTihendidVaruosad Tihendid jaoksKulumaterjalGeberit
PETorudKujudetailidVaruosad Kujudetailid jaoksTorupõlvedHarutorudSiirmikudPuhastuskolmikudVaruosad Puhastuskolmikud jaoksÜleminekudErikujulised detailidVaruosad Erikujulised detailid
jaoksSuperTube liitmikudPõlvedErikujulised detailidÜhendusedVaruosad Ühendused jaoksKeevitusühendusedKompensatsioonimuhvidVaruosad Kompensatsioonimuhvid jaoksÜleminekud teistele
materjalideleVaruosad Üleminekud teistele materjalidele jaoksKeermeühendusedVaruosad Keermeühendused jaoksÄärikühendusedÄärikpuksidÄravooluühendusedVaruosad Äravooluühendused
jaoksÜhenduspõlvedVaruosad Ühenduspõlved jaoksÜhendusmuhvidVaruosad Ühendusmuhvid jaoksÜhendusotsakudVaruosad Ühendusotsakud jaoksTorupõlvsifoonidVaruosad Torupõlvsifoonid
jaoksTigusifoonidVaruosad Tigusifoonid jaoksTarvikudToruklambridKinnitused toruklambriteleTorukanduridSulguridTihendidKaitseelemendidKulumaterjalÕhutusventiilid
veeärastuseksÕhutusventiilidVaruosad Õhutusventiilid jaoksEnergia tagasihoideventiilidGeberit Pluvia katusekuivendusSademevee äravoolulehtridVaruosad Sademevee äravoolulehtrid jaoksSademevee
äravoolulehtrid kuni 12 l/sVaruosad Sademevee äravoolulehtrid kuni 12 l/s jaoksSademevee äravoolulehtrid kuni 25 l/sVaruosad Sademevee äravoolulehtrid kuni 25 l/s jaoksSademevee äravoolulehtrid kuni 100
l/sVaruosad Sademevee äravoolulehtrid kuni 100 l/s jaoksSademevee äravoolulehtrid rennideleVaruosad Sademevee äravoolulehtrid rennidele jaoksSademevee äravoolulehtrid kuni 12 l/sVaruosad Sademevee
äravoolulehtrid kuni 12 l/s jaoksSademevee äravoolulehtrid kuni 25 l/sVaruosad Sademevee äravoolulehtrid kuni 25 l/s jaoksAurutõkke elemendidVaruosad Aurutõkke elemendid jaoksSademevee
äravoolulehtritele kuni 12 l/sVaruosad Sademevee äravoolulehtritele kuni 12 l/s jaoksSademevee äravoolulehtritele kuni 25 l/sAvariiülevooludeleVaruosad Avariiülevooludele jaoksSademevee äravoolulehtritele
kuni 12 l/sVaruosad Sademevee äravoolulehtritele kuni 12 l/s jaoksSademevee äravoolulehtritele kuni 25 l/sVaruosad Sademevee äravoolulehtritele kuni 25 l/s jaoksKinnitusedKinnitussüsteem d40–
200Kinnitussüsteem d250–315TarvikudVaruosad Tarvikud jaoksSademevee äravoolulehtriteleVaruosad Sademevee äravoolulehtritele jaoksKinnitusteleHarilik katusekuivendusSademevee
äravoolulehtridVaruosad Sademevee äravoolulehtrid jaoksAurutõkke elemendidVaruosad Aurutõkke elemendid jaoksTarvikudVaruosad Tarvikud jaoksPõrandakuivendusPinnasekuivendus sees ja väljasVaruosad
Pinnasekuivendus sees ja väljas jaoksPõrandaäravoolud rõdudele ja terrassidele, 10 x 10 cmVaruosad Põrandaäravoolud rõdudele ja terrassidele, 10 x 10 cm jaoksPõrandaäravoolud 13 x 13 cmPõranda
sissevoolud rõdudele ja terrassidele, 13 x 13 cmPõrandasissevoolud 15 x 15 cmVaruosad Põrandasissevoolud 15 x 15 cm jaoksTarvikudTööriistad, võrgukomponendid ja tarkvaraTööriistadTööriistad Geberit
FlowFit jaoksVaruosad Tööriistad Geberit FlowFit jaoks jaoksKäsipressimistööriistadVaruosad Käsipressimistööriistad jaoksPressimistööriistade ühilduvus [1]Varuosad Pressimistööriistade ühilduvus [1]
jaoksPressimistööriistade ühilduvus [2]Varuosad Pressimistööriistade ühilduvus [2] jaoksTorutöötlustööriistadVaruosad Torutöötlustööriistad jaoksKontrollimisvahendPressimisseadmed
tööriistadegaTarvikudTööriistad Geberit MeplaleVaruosad Tööriistad Geberit Meplale jaoksKäsipressimistööriistadVaruosad Käsipressimistööriistad jaoksPressimistööriistad ühilduvus [1]Varuosad